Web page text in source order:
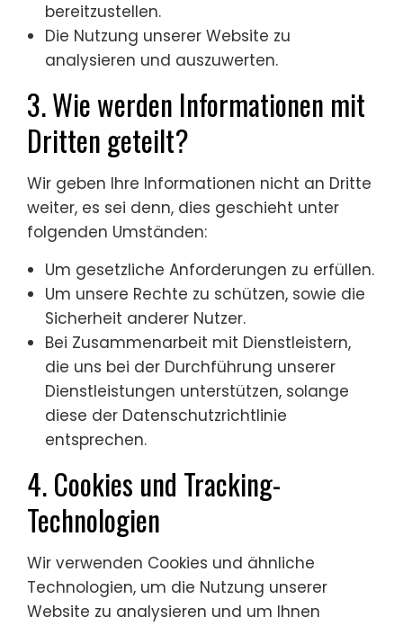
bereitzustellen.
Die Nutzung unserer Website zu
analysieren und auszuwerten.
3. Wie werden Informationen mit
Dritten geteilt?
Wir geben Ihre Informationen nicht an Dritte
weiter, es sei denn, dies geschieht unter
folgenden Umständen:
Um gesetzliche Anforderungen zu erfüllen.
Um unsere Rechte zu schützen, sowie die
Sicherheit anderer Nutzer.
Bei Zusammenarbeit mit Dienstleistern,
die uns bei der Durchführung unserer
Dienstleistungen unterstützen, solange
diese der Datenschutzrichtlinie
entsprechen.
4. Cookies und Tracking-
Technologien
Wir verwenden Cookies und ähnliche
Technologien, um die Nutzung unserer
Website zu analysieren und um Ihnen